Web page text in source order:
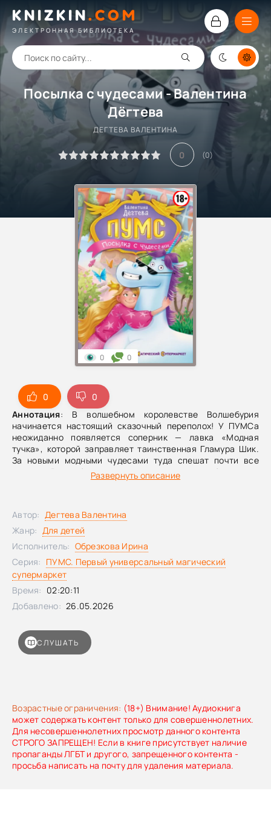
KNIZKIN.COM
ЭЛЕКТРОННАЯ БИБЛИОТЕКА
Посылка с чудесами - Валентина
Дёгтева
ДЕГТЕВА ВАЛЕНТИНА
0 (0)
0
0
Аннотация: В волшебном королевстве Волшебурия
начинается настоящий сказочный переполох! У ПУМСа
неожиданно появляется соперник — лавка «Модная
тучка», которой заправляет таинственная Гламура Шик.
За новыми модными чудесами туда спешат почти все
жители Волшебурии и… один за другим бесследно
пропадают. А вдобавок королевство накрывает странный
отважной принцессе Элле и её верному единорогу Вихрю.
Автор этой необычной истории — Валентина Дегтёва,
детский писатель, поэт, сценарист и педагог, победитель
конкурса «Новая детская книга», лауреат премий «Книга
года» и «Большая сказка». Среди её произведений —
«Улиткины, вперёд!», «Сбежали шахматы!», «Ворона,
лисица и пицца» и многие другие.
Развернуть описание
Возрастные ограничения: (18+) Внимание! Аудиокнига
может содержать контент только для совершеннолетних.
Для несовершеннолетних просмотр данного контента
СТРОГО ЗАПРЕЩЕН! Если в книге присутствует наличие
пропаганды ЛГБТ и другого, запрещенного контента -
просьба написать на почту для удаления материала.
0 0
СЛУШАТЬ
Автор: Дегтева Валентина
Жанр: Для детей
Исполнитель: Обрезкова Ирина
Серия: ПУМС. Первый универсальный магический
супермаркет
Время: 02:20:11
Добавлено: 26.05.2026